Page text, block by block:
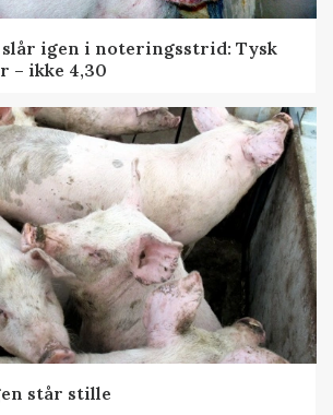
slår igen i noteringsstrid: Tysk
– ikke 4,30
står stille